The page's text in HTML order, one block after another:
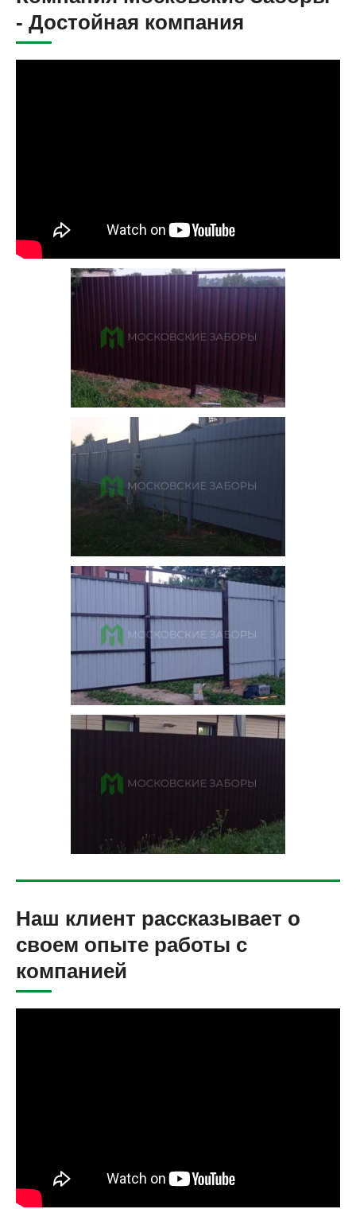
- Достойная компания
Наш клиент рассказывает о
своем опыте работы с
компанией